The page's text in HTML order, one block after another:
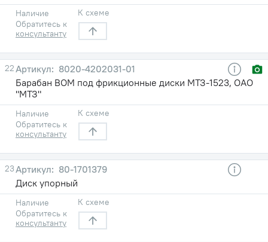
Наличие
Обратитесь к
консультанту
К схеме
22
8020-4202031-01
Барабан ВОМ под фрикционные диски МТЗ-1523, ОАО
"МТЗ"
Наличие
Обратитесь к
консультанту
К схеме
23
80-1701379
Диск упорный
Наличие
Обратитесь к
консультанту
К схеме